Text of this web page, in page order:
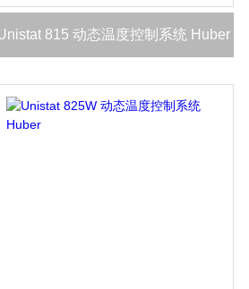
815 动态温度控制系统 Huber